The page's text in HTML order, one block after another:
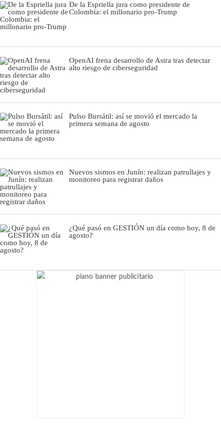
De la Espriella jura como presidente de
Colombia: el millonario pro-Trump
OpenAI frena desarrollo de Astra tras detectar
alto riesgo de ciberseguridad
Pulso Bursátil: así se movió el mercado la
primera semana de agosto
Nuevos sismos en Junín: realizan patrullajes y
monitoreo para registrar daños
¿Qué pasó en GESTIÓN un día como hoy, 8 de
agosto?